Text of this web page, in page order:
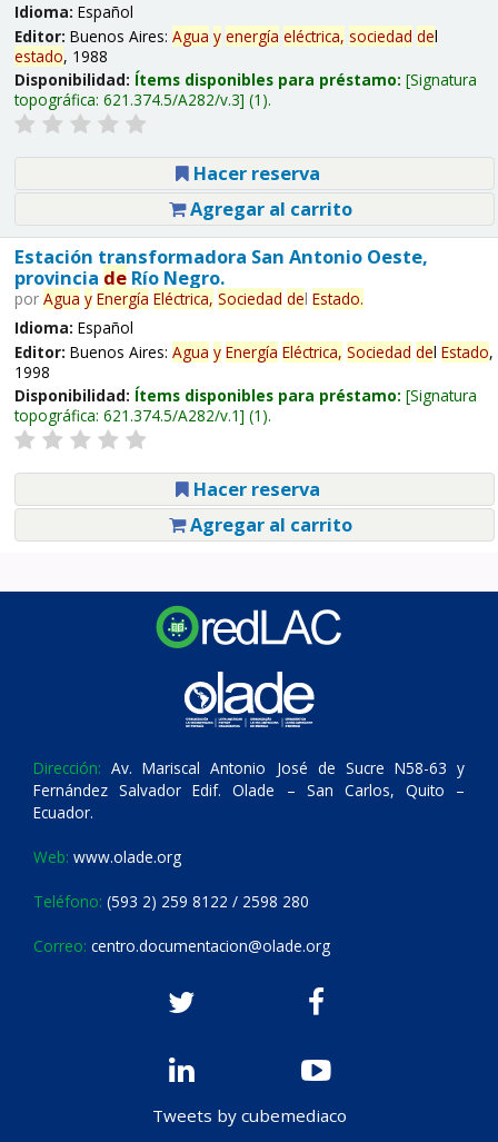
Idioma: Español
Editor: Buenos Aires: Agua y energía eléctrica, sociedad del
estado, 1988
Disponibilidad: Ítems disponibles para préstamo: Signatura
topográfica: 621.374.5/A282/v.3 (1).
Hacer reserva
Agregar al carrito
Estación transformadora San Antonio Oeste,
provincia deRío Negro.
por Agua y Energía Eléctrica, Sociedad del Estado.
Idioma: Español
Editor: Buenos Aires: Agua y Energía Eléctrica, Sociedad del Estado,
1998
Disponibilidad: Ítems disponibles para préstamo: Signatura
topográfica: 621.374.5/A282/v.1 (1).
Hacer reserva
Agregar al carrito
Dirección: Av. Mariscal Antonio José de Sucre N58-63 y
Fernández Salvador Edif. Olade – San Carlos, Quito –
Ecuador.
Web: www.olade.org
Teléfono: (593 2) 259 8122 / 2598 280
Correo: centro.documentacion@olade.org
Tweets by cubemediaco